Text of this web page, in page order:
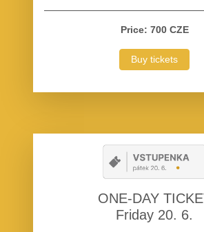
Price: 700 CZE
Buy tickets
ONE-DAY
Friday 20. 6.